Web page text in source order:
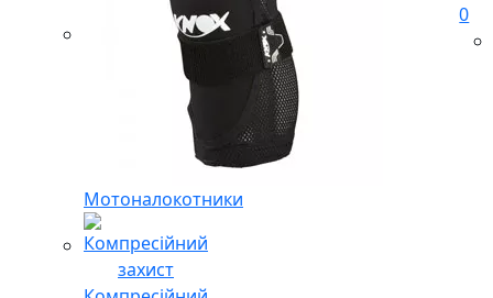
Мотоналокотники
0